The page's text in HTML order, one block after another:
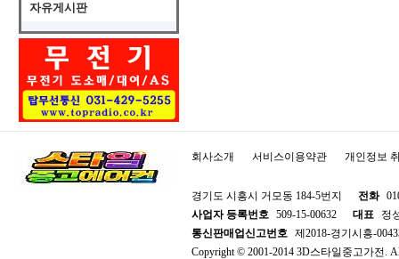
자유게시판
회사소개 서비스이용약관 개인정보
경기도 시흥시 거모동 184-5번지 전화
사업자 등록번호 509-15-00632 대표
정
통신판매업신고번호 제2018-경기시흥-
Copyright © 2001-2014 3D스타일중고가전.